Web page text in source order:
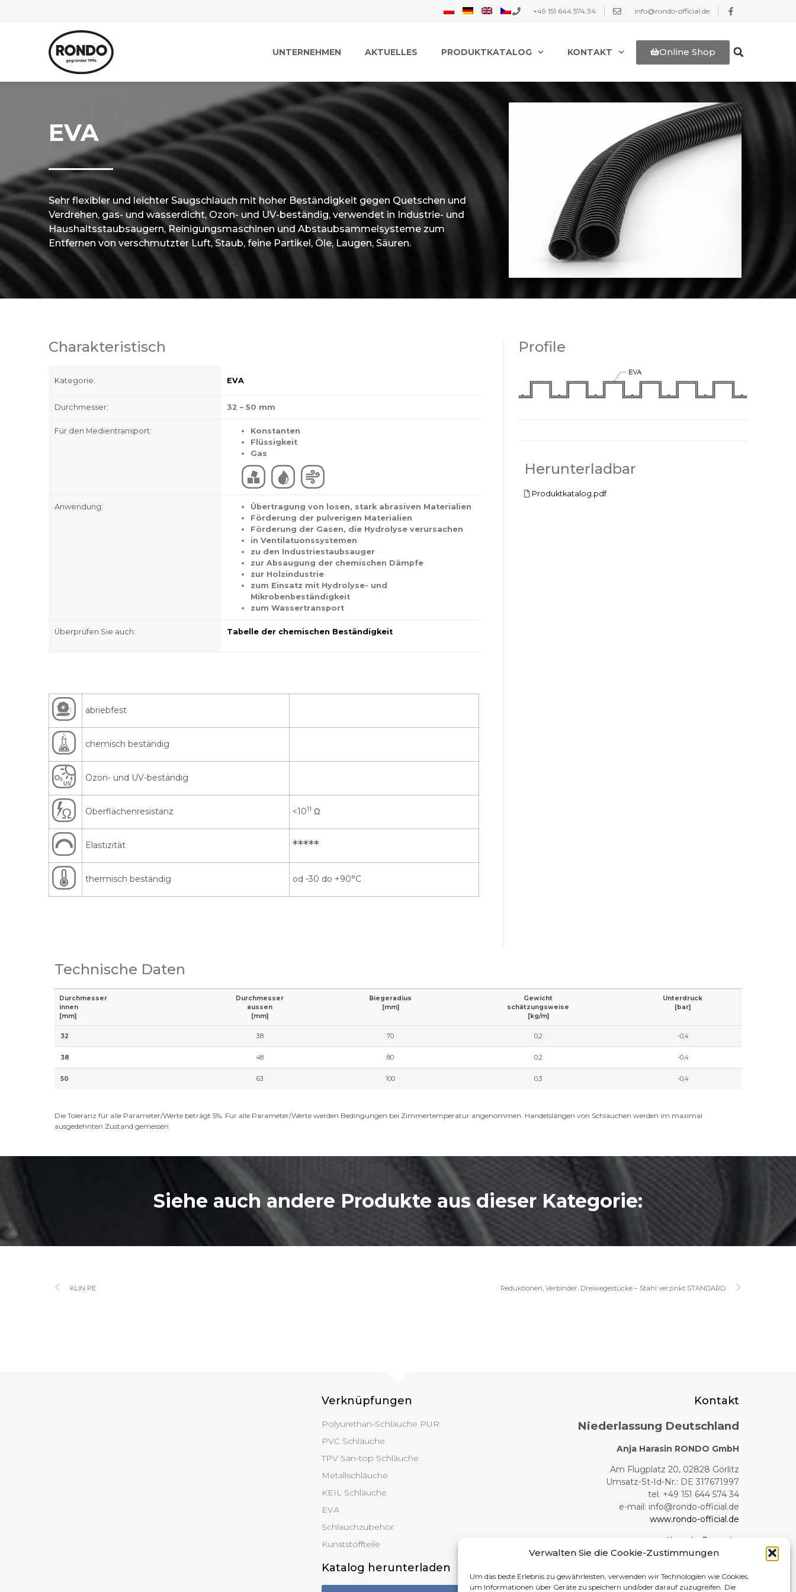
Verwalten Sie die Cookie-Zustimmungen
Um das beste Erlebnis zu gewährleisten, verwenden wir Technologien wie Cookies,
um Informationen über Geräte zu speichern und/oder darauf zuzugreifen. Die
+49 151 644 574 34 info@rondo-official.de
UNTERNEHMEN AKTUELLES PRODUKTKATALOG KONTAKT Online Shop
EVA
Sehr flexibler und leichter Saugschlauch mit hoher Beständigkeit gegen Quetschen und
Verdrehen, gas- und wasserdicht, Ozon- und UV-beständig, verwendet in Industrie- und
Haushaltsstaubsaugern, Reinigungsmaschinen und Abstaubsammelsysteme zum
Entfernen von verschmutzter Luft, Staub, feine Partikel, Öle, Laugen, Säuren.
Charakteristisch
Kategorie: EVA
Durchmesser: 32 – 50 mm
Für den Medientransport:
Konstanten
Flüssigkeit
Gas
Anwendung:
Übertragung von losen, stark abrasiven Materialien
Förderung der pulverigen Materialien
Förderung der Gasen, die Hydrolyse verursachen
in Ventilatuonssystemen
zu den Industriestaubsauger
zur Absaugung der chemischen Dämpfe
zur Holzindustrie
zum Einsatz mit Hydrolyse- und
Mikrobenbeständigkeit
zum Wassertransport
Überprüfen Sie auch: Tabelle der chemischen Beständigkeit
abriebfest
chemisch beständig
Ozon- und UV-beständig
Oberflächenresistanz <1011 Ω
Elastizität *****
thermisch beständig od -30 do +90°C
Profile
Herunterladbar
Produktkatalog.pdf
Technische Daten
Durchmesser
innen
[mm]
Durchmesser
aussen
[mm]
Biegeradius
[mm]
Gewicht
schätzungsweise
[kg/m]
Unterdruck
[bar]
32 38 70 0,2 -0,4
38 48 80 0,2 -0,4
50 63 100 0,3 -0,4
Die Toleranz für alle Parameter/Werte beträgt 5%. Für alle Parameter/Werte werden Bedingungen bei Zimmertemperatur angenommen. Handelslängen von Schläuchen werden im maximal
ausgedehnten Zustand gemessen.
Siehe auch andere Produkte aus dieser Kategorie:
KLIN PE Reduktionen, Verbinder, Dreiwegestücke – Stahl verzinkt STANDARD
Verknüpfungen
Polyurethan-Schläuche PUR
PVC Schläuche
TPV San-top Schläuche
Metallschläuche
KEIL Schläuche
EVA
Schlauchzubehör
Kunststoffteile
Katalog herunterladen
Kontakt
Niederlassung Deutschland
Anja Harasin RONDO GmbH
Am Flugplatz 20, 02828 Görlitz
Umsatz-St-Id-Nr.: DE 317671997
tel. +49 151 644 574 34
e-mail: info@rondo-official.de
www.rondo-official.de
Kontakt Formular
RONDO